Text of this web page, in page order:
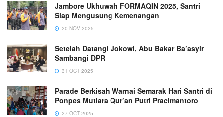
Jambore Ukhuwah FORMAQIN 2025, Santri
Siap Mengusung Kemenangan
20 NOV 2025
Setelah Datangi Jokowi, Abu Bakar Ba’asyir
Sambangi DPR
31 OCT 2025
Parade Berkisah Warnai Semarak Hari Santri di
Ponpes Mutiara Qur’an Putri Pracimantoro
27 OCT 2025